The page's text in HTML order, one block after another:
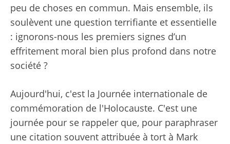
peu de choses en commun. Mais ensemble, ils
soulèvent une question terrifiante et essentielle
: ignorons-nous les premiers signes d’un
effritement moral bien plus profond dans notre
société ?
Aujourd'hui, c'est la Journée internationale de
commémoration de l'Holocauste. C'est une
journée pour se rappeler que, pour paraphraser
une citation souvent attribuée à tort à Mark